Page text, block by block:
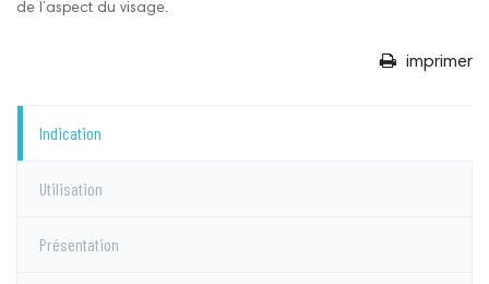
de l’aspect du visage.
imprimer
Indication
Utilisation
Présentation